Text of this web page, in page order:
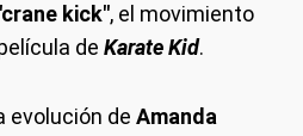
kick", el movimiento
de Karate Kid.
evolución de Amanda